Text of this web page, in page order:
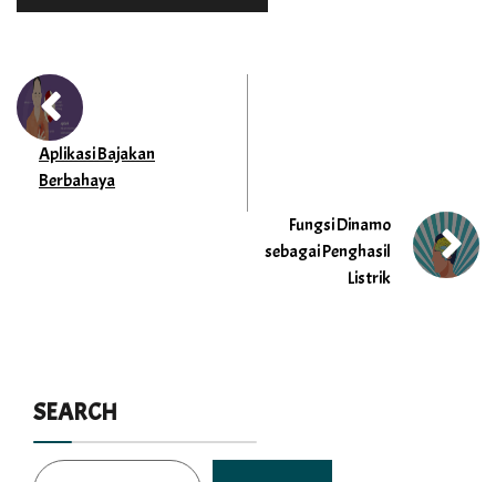
Aplikasi Bajakan
Berbahaya
Fungsi Dinamo
sebagai Penghasil
Listrik
SEARCH